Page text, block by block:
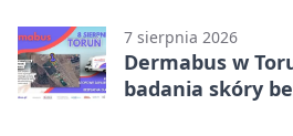
7 sierpnia 2026
Dermabus w
badania skóry